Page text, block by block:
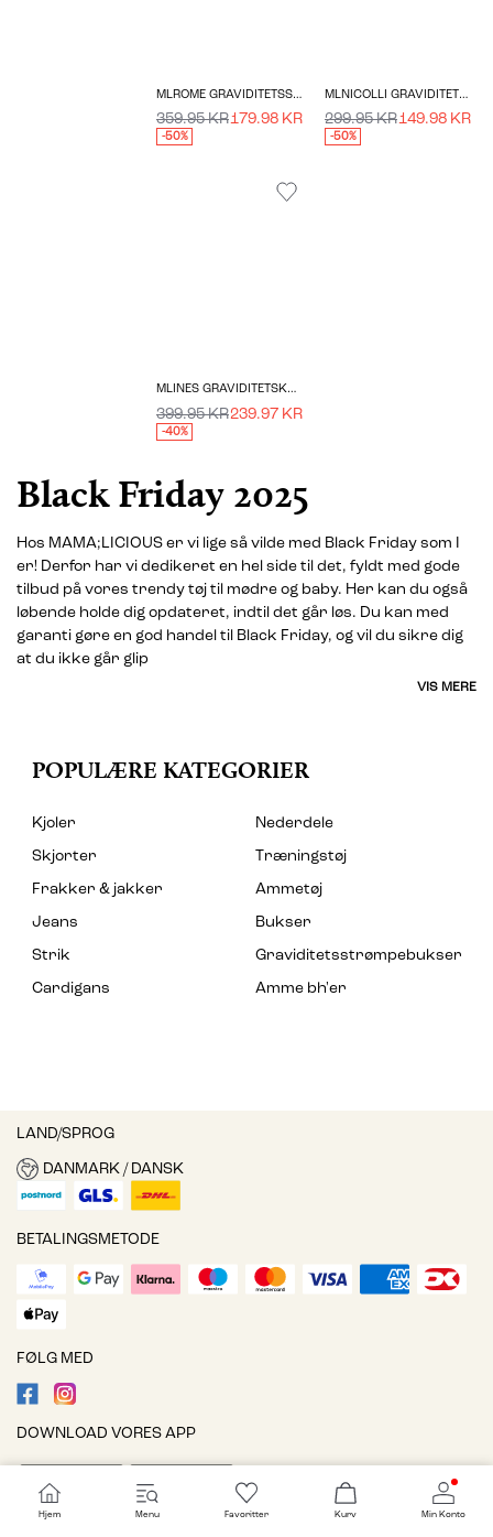
MLROME GRAVIDITETSSHORTS
359.95 KR179.98 KR
-50%
MLNICOLLI GRAVIDITETSNEDERDEL
299.95 KR149.98 KR
-50%
MLINES GRAVIDITETSKJOLE
399.95 KR239.97 KR
-40%
Black Friday 2025
Hos MAMA;LICIOUS er vi lige så vilde med Black Friday som I
er! Derfor har vi dedikeret en hel side til det, fyldt med gode
tilbud på vores trendy tøj til mødre og baby. Her kan du også
løbende holde dig opdateret, indtil det går løs. Du kan med
garanti gøre en god handel til Black Friday, og vil du sikre dig
at du ikke går glip
VIS MERE
POPULÆRE KATEGORIER
Kjoler
Nederdele
Skjorter
Træningstøj
Frakker & jakker
Ammetøj
Jeans
Bukser
Strik
Graviditetsstrømpebukser
Cardigans
Amme bh'er
LAND/SPROG
DANMARK / DANSK
BETALINGSMETODE
FØLG MED
DOWNLOAD VORES APP
Hjem Menu Favoritter Kurv Min Konto